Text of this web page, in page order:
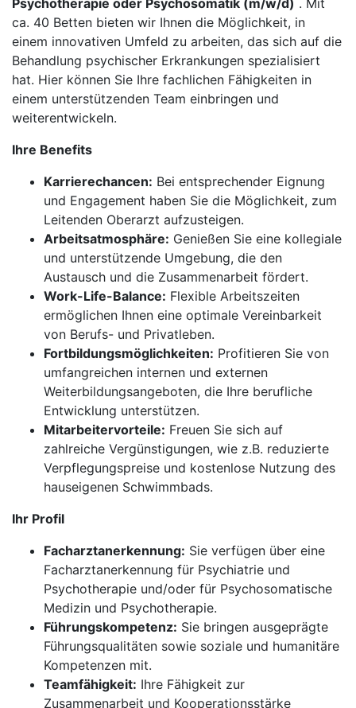
Psychotherapie oder Psychosomatik (m/w/d) . Mit
ca. 40 Betten bieten wir Ihnen die Möglichkeit, in
einem innovativen Umfeld zu arbeiten, das sich auf die
Behandlung psychischer Erkrankungen spezialisiert
hat. Hier können Sie Ihre fachlichen Fähigkeiten in
einem unterstützenden Team einbringen und
weiterentwickeln.
Ihre Benefits
Karrierechancen: Bei entsprechender Eignung
und Engagement haben Sie die Möglichkeit, zum
Leitenden Oberarzt aufzusteigen.
Arbeitsatmosphäre: Genießen Sie eine kollegiale
und unterstützende Umgebung, die den
Austausch und die Zusammenarbeit fördert.
Work-Life-Balance: Flexible Arbeitszeiten
ermöglichen Ihnen eine optimale Vereinbarkeit
von Berufs- und Privatleben.
Fortbildungsmöglichkeiten: Profitieren Sie von
umfangreichen internen und externen
Weiterbildungsangeboten, die Ihre berufliche
Entwicklung unterstützen.
Mitarbeitervorteile: Freuen Sie sich auf
zahlreiche Vergünstigungen, wie z.B. reduzierte
Verpflegungspreise und kostenlose Nutzung des
hauseigenen Schwimmbads.
Ihr Profil
Facharztanerkennung: Sie verfügen über eine
Facharztanerkennung für Psychiatrie und
Psychotherapie und/oder für Psychosomatische
Medizin und Psychotherapie.
Führungskompetenz: Sie bringen ausgeprägte
Führungsqualitäten sowie soziale und humanitäre
Kompetenzen mit.
Teamfähigkeit: Ihre Fähigkeit zur
Zusammenarbeit und Kooperationsstärke